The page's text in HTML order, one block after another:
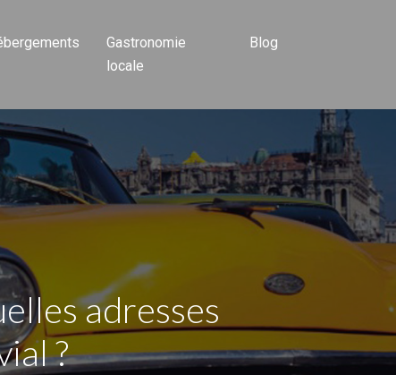
Gastronomie
locale
Blog
adresses
?